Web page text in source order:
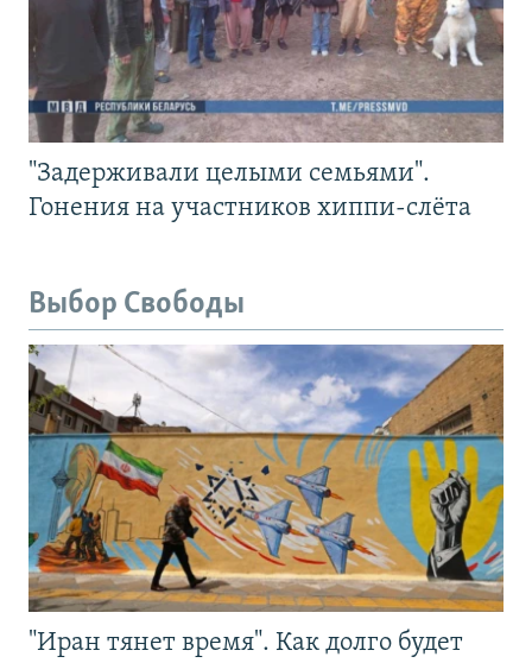
"Задерживали целыми семьями".
Гонения на участников хиппи-слёта
Выбор Свободы
"Иран тянет время". Как долго будет